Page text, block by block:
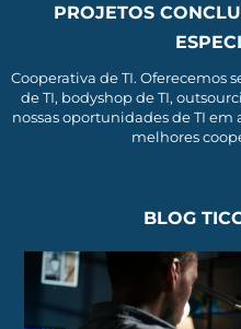
PROJETOS
Cooperativa de TI. Oferecemos
de TI, bodyshop de TI,
nossas oportunidades de TI em
melhores
BLOG